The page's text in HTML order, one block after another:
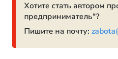
Хотите стать автором
предприниматель"?
Пишите на почту: